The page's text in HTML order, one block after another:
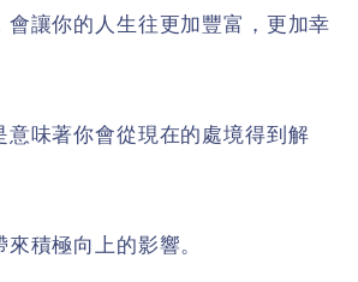
會讓你的人生往更加豐富，更加幸
意味著你會從現在的處境得到解
積極向上的影響。